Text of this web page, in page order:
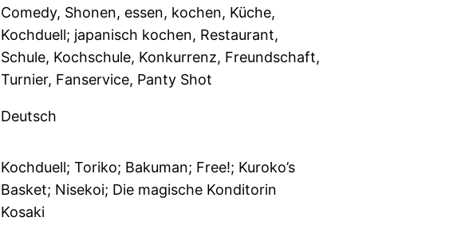
Comedy, Shonen, essen, kochen, Küche,
Kochduell; japanisch kochen, Restaurant,
Schule, Kochschule, Konkurrenz, Freundschaft,
Turnier, Fanservice, Panty Shot
Deutsch
Kochduell; Toriko; Bakuman; Free!; Kuroko’s
Basket; Nisekoi; Die magische Konditorin
Kosaki